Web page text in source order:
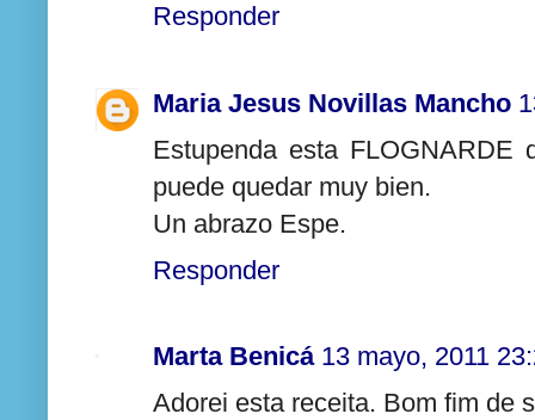
Responder
Maria Jesus Novillas Mancho
Estupenda esta FLOGNARDE
puede quedar muy bien.
Un abrazo Espe.
Responder
Marta Benicá 13 mayo, 2011
Adorei esta receita. Bom fim de